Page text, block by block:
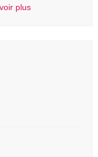
voir plus